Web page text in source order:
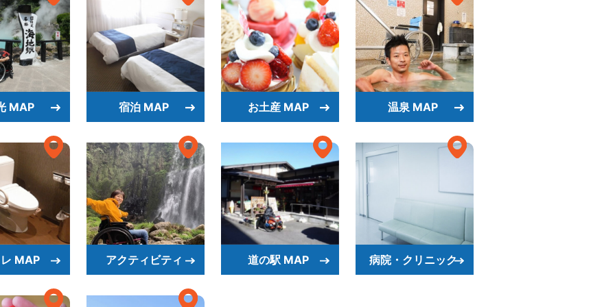
MAP 宿泊 MAP お土産 MAP 温泉 MAP
MAP アクティビティ 道の駅 MAP 病院・クリニック